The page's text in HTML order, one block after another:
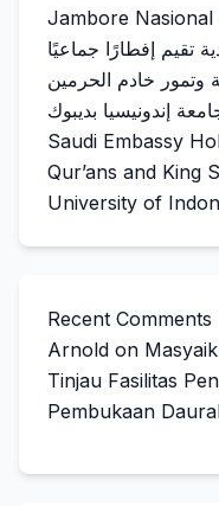
Jambore Nasional
تقيم إفطارًا جماعيًا
وتمور خادم الحرمين
إندونيسيا بديبوك
Saudi Embassy
Qur’ans and King
University of
Recent Comments
Arnold on
Tinjau Fasilitas
Pembukaan